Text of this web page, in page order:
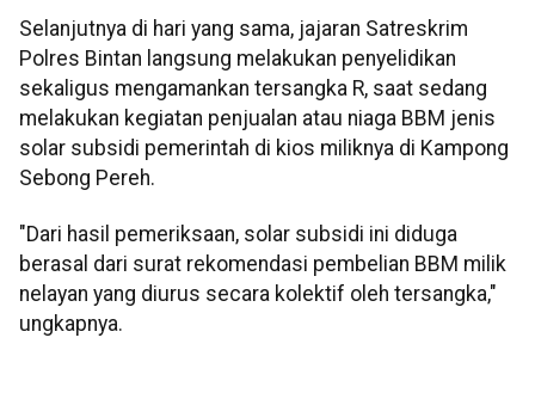
Selanjutnya di hari yang sama, jajaran Satreskrim
Polres Bintan langsung melakukan penyelidikan
sekaligus mengamankan tersangka R, saat sedang
melakukan kegiatan penjualan atau niaga BBM jenis
solar subsidi pemerintah di kios miliknya di Kampong
Sebong Pereh.
"Dari hasil pemeriksaan, solar subsidi ini diduga
berasal dari surat rekomendasi pembelian BBM milik
nelayan yang diurus secara kolektif oleh tersangka,"
ungkapnya.